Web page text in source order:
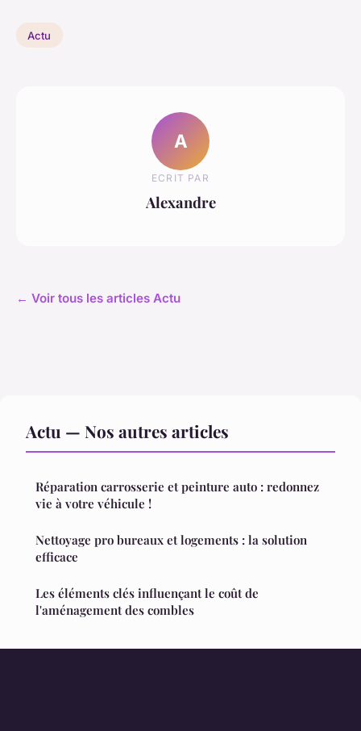
Actu
A
ECRIT PAR
Alexandre
← Voir tous les articles Actu
Actu — Nos autres articles
Réparation carrosserie et peinture auto : redonnez
vie à votre véhicule !
Nettoyage pro bureaux et logements : la solution
efficace
Les éléments clés influençant le coût de
l'aménagement des combles